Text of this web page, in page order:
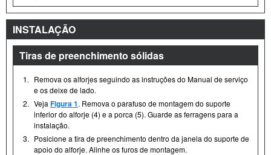
INSTALAÇÃO
Tiras de preenchimento sólidas
1. Remova os alforjes seguindo as instruções do Manual de serviço
e os deixe de lado.
2. Veja Figura 1. Remova o parafuso de montagem do suporte
inferior do alforje (4) e a porca (5). Guarde as ferragens para a
instalação.
3. Posicione a tira de preenchimento dentro da janela do suporte de
apoio do alforje. Alinhe os furos de montagem.